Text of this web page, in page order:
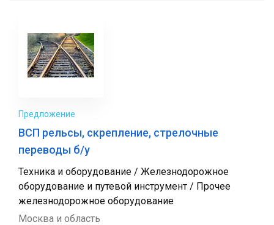
Предложение
ВСП рельсы, скрепление, стрелочные
переводы б/у
Техника и оборудование / Железнодорожное
оборудование и путевой инструмент / Прочее
железнодорожное оборудование
Москва и область